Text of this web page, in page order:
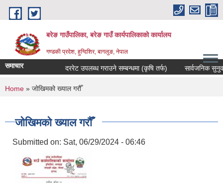
Skip to main content
बरेङ गाउँपालिका, बरेङ गाउँ कार्यपालिकाको कार्यालय
गण्डकी प्रदेश, हुग्दिशिर, बागलुङ, नेपाल
समाचार दररेट उपलब्ध गराउने सम्बन्धमा (कृषि तर्फ) सार्वजनिक सुनुवाइ
You are here
Home » जोखिमको ख्याल गरौँ
जोखिमको ख्याल गरौँ
Submitted on: Sat, 06/29/2024 - 06:46